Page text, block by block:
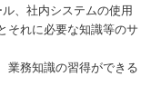
、社内システムの使用
それに必要な知識等のサ
業務知識の習得ができる